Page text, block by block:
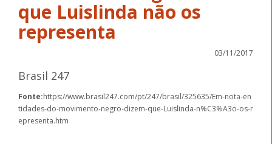
que Luislinda não os
representa
03/11/2017
Brasil 247
Fonte:https://www.brasil247.com/pt/247/brasil/325635/Em-nota-en
tidades-do-movimento-negro-dizem-que-Luislinda-n%C3%A3o-os-r
epresenta.htm